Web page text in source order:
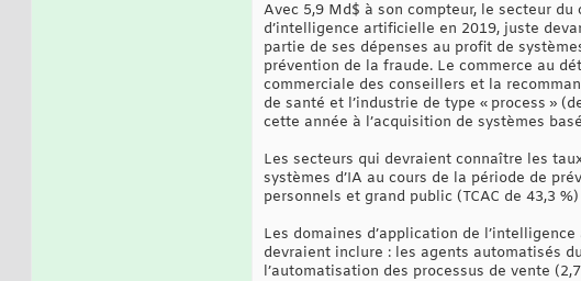
Avec 5,9 Md$ à son compteur, le secteur
d’intelligence artificielle en 2019, juste
partie de ses dépenses au profit de
prévention de la fraude. Le commerce au
commerciale des conseillers et la
de santé et l’industrie de type « process »
cette année à l’acquisition de systèmes
Les secteurs qui devraient connaître les
systèmes d’IA au cours de la période de
personnels et grand public (TCAC de 43,3
Les domaines d’application de
devraient inclure : les agents automatisés
l’automatisation des processus de vente